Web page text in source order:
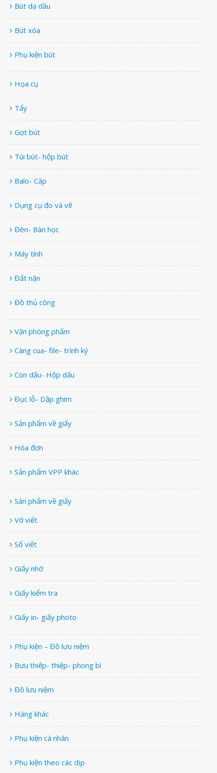
Bút dạ dầu
Bút xóa
Phụ kiện bút
Họa cụ
Tẩy
Gọt bút
Túi bút- hộp bút
Balo- Cặp
Dụng cụ đo và vẽ
Đèn- Bàn học
Máy tính
Đất nặn
Đồ thủ công
Văn phòng phẩm
Càng cua- file- trình ký
Con dấu- Hộp dấu
Đục lỗ- Dập ghim
Sản phẩm về giấy
Hóa đơn
Sản phẩm VPP khác
Sản phẩm về giấy
Vở viết
Sổ viết
Giấy nhớ
Giấy kiểm tra
Giấy in- giấy photo
Phụ kiện – Đồ lưu niệm
Bưu thiếp- thiệp- phong bì
Đồ lưu niệm
Hàng khác
Phụ kiện cá nhân
Phụ kiện theo các dịp